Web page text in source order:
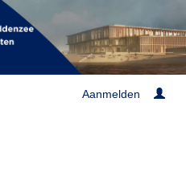
Aanmelden